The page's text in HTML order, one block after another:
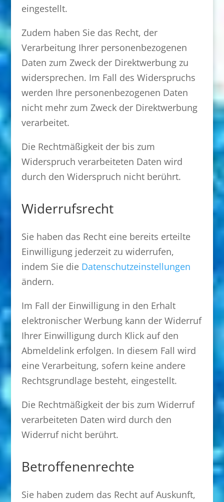
eingestellt.
Zudem haben Sie das Recht, der
Verarbeitung Ihrer personenbezogenen
Daten zum Zweck der Direktwerbung zu
widersprechen. Im Fall des Widerspruchs
werden Ihre personenbezogenen Daten
nicht mehr zum Zweck der Direktwerbung
verarbeitet.
Die Rechtmäßigkeit der bis zum
Widerspruch verarbeiteten Daten wird
durch den Widerspruch nicht berührt.
Widerrufsrecht
Sie haben das Recht eine bereits erteilte
Einwilligung jederzeit zu widerrufen,
indem Sie die Datenschutzeinstellungen
ändern.
Im Fall der Einwilligung in den Erhalt
elektronischer Werbung kann der Widerruf
Ihrer Einwilligung durch Klick auf den
Abmeldelink erfolgen. In diesem Fall wird
eine Verarbeitung, sofern keine andere
Rechtsgrundlage besteht, eingestellt.
Die Rechtmäßigkeit der bis zum Widerruf
verarbeiteten Daten wird durch den
Widerruf nicht berührt.
Betroffenenrechte
Sie haben zudem das Recht auf Auskunft,